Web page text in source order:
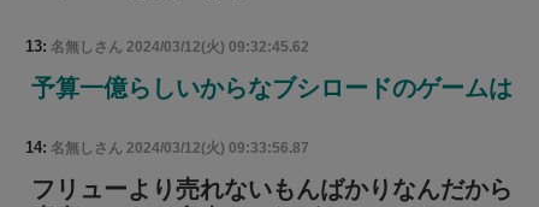
13: 名無しさん 2024/03/12(火) 09:32:45.62
予算一億らしいからなブシロードのゲームは
14: 名無しさん 2024/03/12(火) 09:33:56.87
フリューより売れないもんばかりなんだから